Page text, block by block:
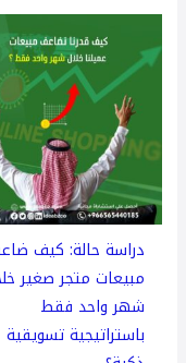
دراسة حالة: كيف
مبيعات متجر صغير
شهر واحد فقط
باستراتيجية تسويقية